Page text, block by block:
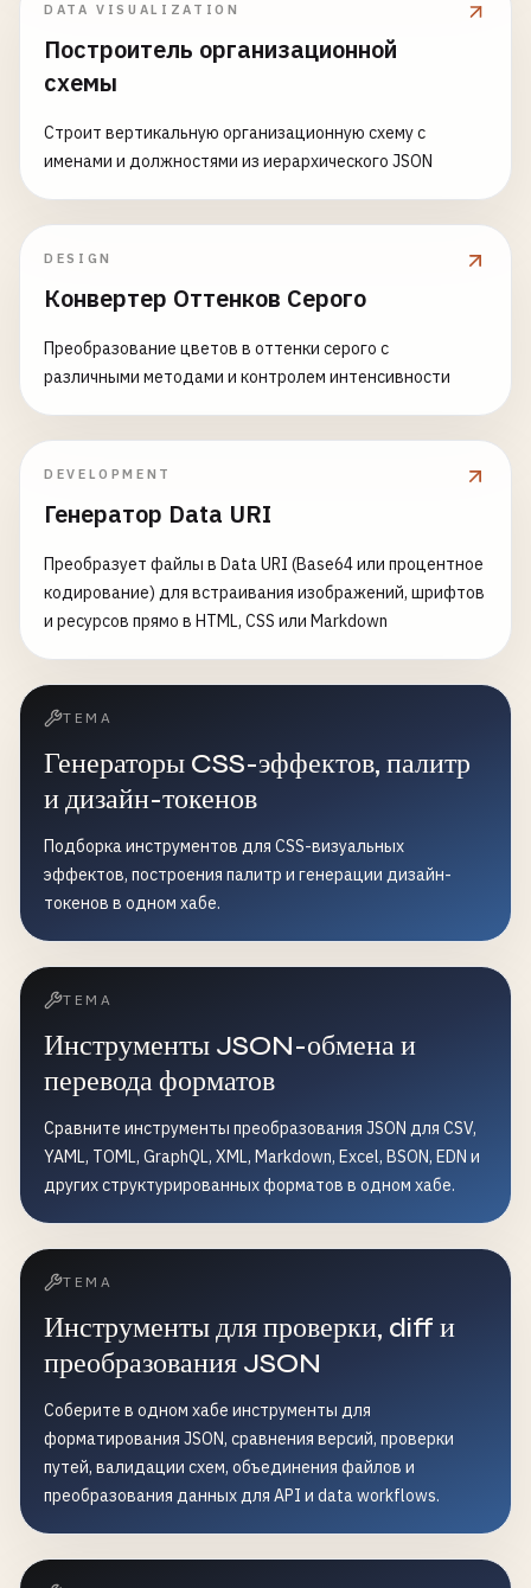
DATA VISUALIZATION
Построитель организационной
схемы
Строит вертикальную организационную схему с
именами и должностями из иерархического JSON
DESIGN
Конвертер Оттенков Серого
Преобразование цветов в оттенки серого с
различными методами и контролем интенсивности
DEVELOPMENT
Генератор Data URI
Преобразует файлы в Data URI (Base64 или процентное
кодирование) для встраивания изображений, шрифтов
и ресурсов прямо в HTML, CSS или Markdown
ТЕМА
Генераторы CSS-эффектов, палитр
и дизайн-токенов
Подборка инструментов для CSS-визуальных
эффектов, построения палитр и генерации дизайн-
токенов в одном хабе.
ТЕМА
Инструменты JSON-обмена и
перевода форматов
Сравните инструменты преобразования JSON для CSV,
YAML, TOML, GraphQL, XML, Markdown, Excel, BSON, EDN и
других структурированных форматов в одном хабе.
ТЕМА
Инструменты для проверки, diff и
преобразования JSON
Соберите в одном хабе инструменты для
форматирования JSON, сравнения версий, проверки
путей, валидации схем, объединения файлов и
преобразования данных для API и data workflows.